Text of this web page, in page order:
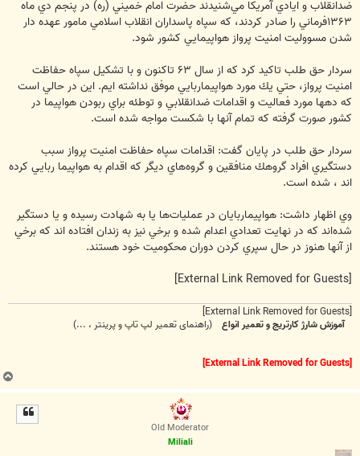
۱۳۶۳‬فرماني را صادر كردند، كه سپاه پاسداران انقلاب اسلامي مامور عهده دار
شدن مسووليت امنيت پرواز هواپيمايي كشور شود.
سردار حق طلب تاكيد كرد كه از سال ‪ ۶۳‬تاكنون و با تشكيل سپاه حفاظت
امنيت پرواز، حتي يك مورد هواپيماربايي موفق نداشته ايم. اين در حالي است
كه دهها مورد فعاليت و اقدامات ضدانقلابي و توطئه براي ربودن هواپيما در
كشور صورت گرفته كه تمام آنها با شكست مواجه شده است.
سردار حق طلب در پايان گفت: اقدامات سپاه حفاظت امنيت پرواز سبب
دستگيري افراد گروهك منافقين و گروه‌هاي ديگر كه اقدام به هواپيما ربايي كرده
اند ، شده است.
وي اظهار داشت: هواپيماربايان در عمليات‌ها يا به شهادت رسيده و يا دستگير
شده‌اند كه در نهايت تعدادي اعدام شده و برخي نيز به زندان افتاده اند كه برخي
از آنها هنوز در حال سپري كردن دوران محكوميت خود هستند.
[External Link Removed for Guests]
[External Link Removed for Guests]
آموزش شارژ کارتریج و تعمیر انواع
(راهنمای تعمیر لپ تاپ و پرینتر ، ...)
[External Link Removed for Guests]
Old Moderator
Miliali